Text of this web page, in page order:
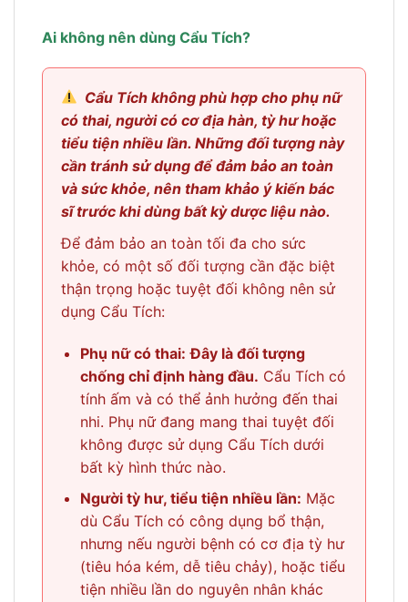
Ai không nên dùng Cẩu Tích?
Cẩu Tích không phù hợp cho phụ nữ
có thai, người có cơ địa hàn, tỳ hư hoặc
tiểu tiện nhiều lần. Những đối tượng này
cần tránh sử dụng để đảm bảo an toàn
và sức khỏe, nên tham khảo ý kiến bác
sĩ trước khi dùng bất kỳ dược liệu nào.
Để đảm bảo an toàn tối đa cho sức
khỏe, có một số đối tượng cần đặc biệt
thận trọng hoặc tuyệt đối không nên sử
dụng Cẩu Tích:
Phụ nữ có thai: Đây là đối tượng
chống chỉ định hàng đầu. Cẩu Tích có
tính ấm và có thể ảnh hưởng đến thai
nhi. Phụ nữ đang mang thai tuyệt đối
không được sử dụng Cẩu Tích dưới
bất kỳ hình thức nào.
Người tỳ hư, tiểu tiện nhiều lần: Mặc
dù Cẩu Tích có công dụng bổ thận,
nhưng nếu người bệnh có cơ địa tỳ hư
(tiêu hóa kém, dễ tiêu chảy), hoặc tiểu
tiện nhiều lần do nguyên nhân khác